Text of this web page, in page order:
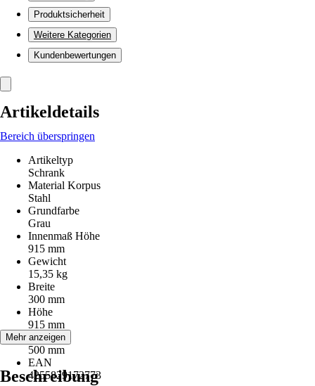
Produktsicherheit
Weitere Kategorien
Kundenbewertungen
Artikeldetails
Bereich überspringen
Artikeltyp
Schrank
Material Korpus
Stahl
Grundfarbe
Grau
Innenmaß Höhe
915 mm
Gewicht
15,35 kg
Breite
300 mm
Höhe
915 mm
Tiefe
500 mm
EAN
4255829172773
Mehr anzeigen
Beschreibung